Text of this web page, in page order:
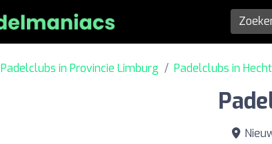
Padelclubs in Provincie Limburg Padelclubs in